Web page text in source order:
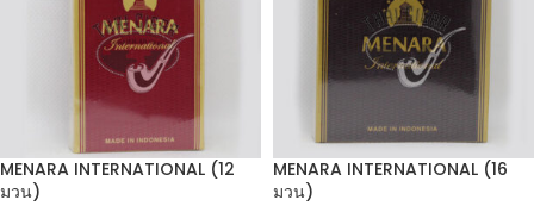
MENARA INTERNATIONAL (12
มวน)
MENARA INTERNATIONAL (16
มวน)